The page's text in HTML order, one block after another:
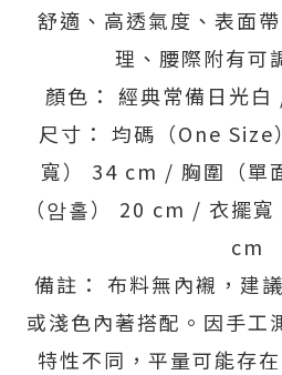
舒適、高透氣度、表面
理、腰際附有可
顏色： 經典常備日光
尺寸： 均碼（One Size
寬） 34 cm / 胸圍（單
（암홀） 20 cm / 衣擺
cm
備註： 布料無內襯，建
或淺色內著搭配。因手工
特性不同，平量可能存